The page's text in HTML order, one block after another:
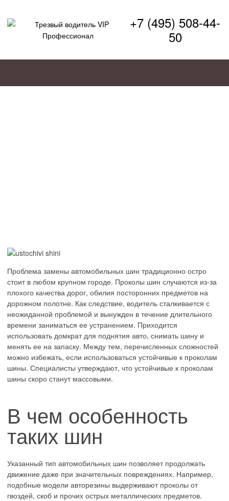
+7 (495) 508-44-
50
Проблема замены автомобильных шин традиционно остро
стоит в любом крупном городе. Проколы шин случаются из-за
плохого качества дорог, обилия посторонних предметов на
дорожном полотне. Как следствие, водитель сталкивается с
неожиданной проблемой и вынужден в течение длительного
времени заниматься ее устранением. Приходится
использовать домкрат для поднятия авто, снимать шину и
менять ее на запаску. Между тем, перечисленных сложностей
можно избежать, если использоваться устойчивые к проколам
шины. Специалисты утверждают, что устойчивые к проколам
шины скоро станут массовыми.
В чем особенность
таких шин
Указанный тип автомобильных шин позволяет продолжать
движение даже при значительных повреждениях. Например,
подобные модели авторезины выдерживают проколы от
гвоздей, скоб и прочих острых металлических предметов.